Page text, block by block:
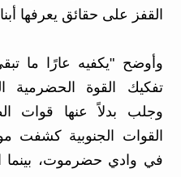
القفز على حقائق يعرفها
وأوضح "يكفيه عارًا ما
تفكيك القوة الحضرمية
وجلب بدلاً عنها قوات
القوات الجنوبية كشفت
في وادي حضرموت، بينما